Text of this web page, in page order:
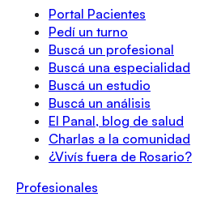
Portal Pacientes
Pedí un turno
Buscá un profesional
Buscá una especialidad
Buscá un estudio
Buscá un análisis
El Panal, blog de salud
Charlas a la comunidad
¿Vivís fuera de Rosario?
Profesionales